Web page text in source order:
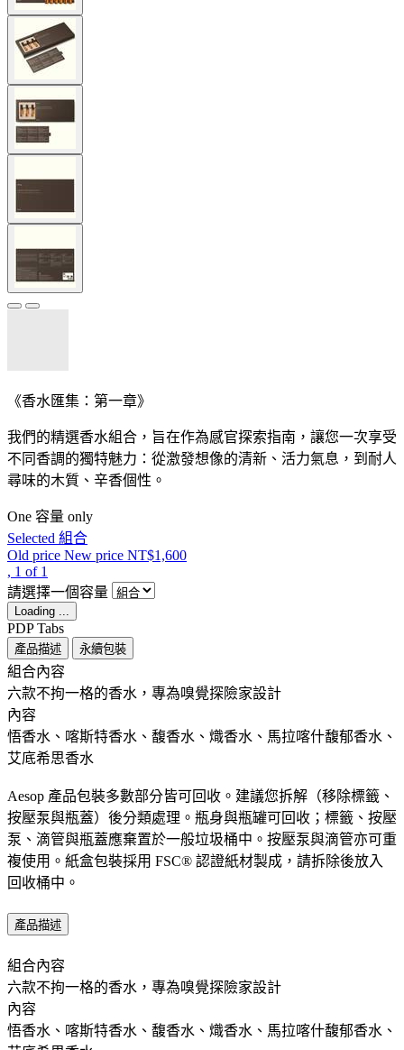
《香水匯集：第一章》
我們的精選香水組合，旨在作為感官探索指南，讓您一次享受
不同香調的獨特魅力：從激發想像的清新、活力氣息，到耐人
尋味的木質、辛香個性。
One 容量 only
Selected 組合
Old price New price NT$1,600
, 1 of 1
請選擇一個容量
Loading ...
PDP Tabs
產品描述 永續包裝
組合內容 ​ ​
六款不拘一格的香水，專為嗅覺探險家設計
內容 ​
悟香水、喀斯特香水、馥香水、熾香水、馬拉喀什馥郁香水、
艾底希思香水
Aesop 產品包裝多數部分皆可回收。建議您拆解（移除標籤、
按壓泵與瓶蓋）後分類處理。瓶身與瓶罐可回收；標籤、按壓
泵、滴管與瓶蓋應棄置於一般垃圾桶中。按壓泵與滴管亦可重
複使用。紙盒包裝採用 FSC® 認證紙材製成，請拆除後放入
回收桶中。​
產品描述
組合內容 ​ ​
六款不拘一格的香水，專為嗅覺探險家設計
內容 ​
悟香水、喀斯特香水、馥香水、熾香水、馬拉喀什馥郁香水、